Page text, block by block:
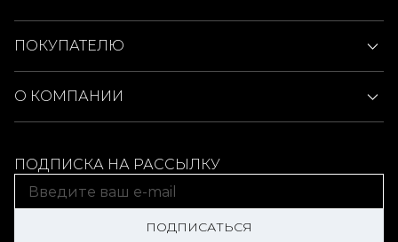
ПОКУПАТЕЛЮ
О КОМПАНИИ
ПОДПИСКА НА РАССЫЛКУ
ПОДПИСАТЬСЯ